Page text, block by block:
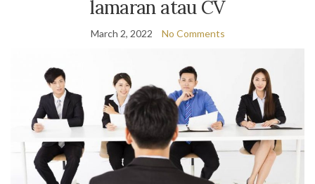
lamaran atau CV
March 2, 2022 No Comments